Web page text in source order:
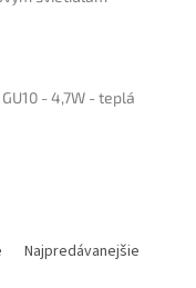
- 4,7W - teplá
Najpredávanejšie